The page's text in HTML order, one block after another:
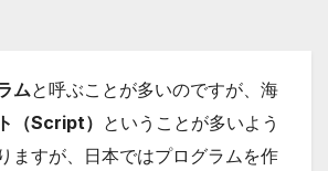
ムと呼ぶことが多いのですが、海
（Script） ということが多いよう
ますが、日本ではプログラムを作